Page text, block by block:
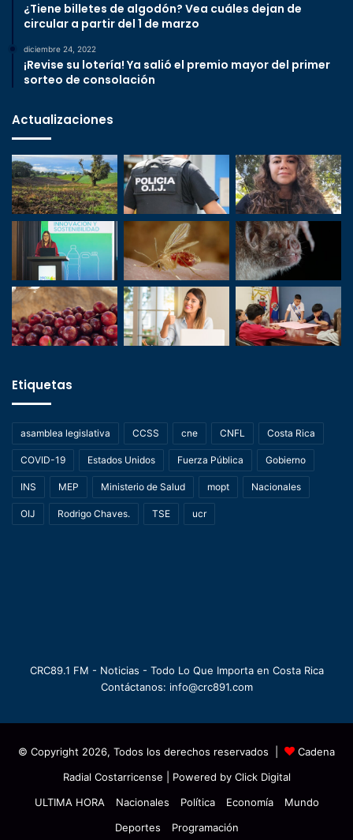
¿Tiene billetes de algodón? Vea cuáles dejan de
circular a partir del 1 de marzo
diciembre 24, 2022
¡Revise su lotería! Ya salió el premio mayor del primer
sorteo de consolación
Actualizaciones
Etiquetas
asamblea legislativa CCSS cne CNFL Costa Rica
COVID-19 Estados Unidos Fuerza Pública Gobierno
INS MEP Ministerio de Salud mopt Nacionales
OIJ Rodrigo Chaves. TSE ucr
CRC89.1 FM - Noticias - Todo Lo Que Importa en Costa Rica
Contáctanos: info@crc891.com
© Copyright 2026, Todos los derechos reservados |
Cadena
Radial Costarricense | Powered by Click Digital
ULTIMA HORA
Nacionales Política Economía
Mundo
Deportes
Programación